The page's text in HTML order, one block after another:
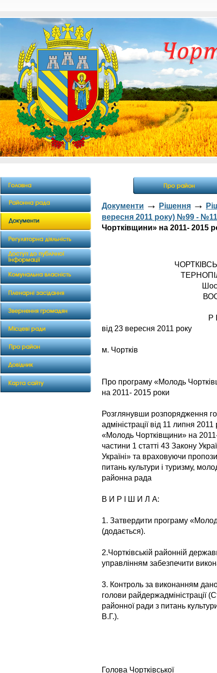
Документи → Рішення →
вересня 2011 року) №99 -
Чортківщини» на 2011- 2015
Р
від 23 вересня 2011 року
м. Чортків
Про програму «Молодь
на 2011- 2015 роки
Розглянувши розпорядження
адміністрації від 11 липня
«Молодь Чортківщини» на
частини 1 статті 43 Закону
Україні» та враховуючи
питань культури і туризму,
районна рада
В И Р І Ш И Л А:
1. Затвердити програму
(додається).
2.Чортківській районній
управлінням забезпечити
3. Контроль за виконанням
голови райдержадміністрації
районної ради з питань
В.Г.).
Голова Чортківської